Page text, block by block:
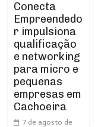
Conecta
Empreendedo
r impulsiona
qualificação
e networking
para micro e
pequenas
empresas em
Cachoeira
7 de agosto de